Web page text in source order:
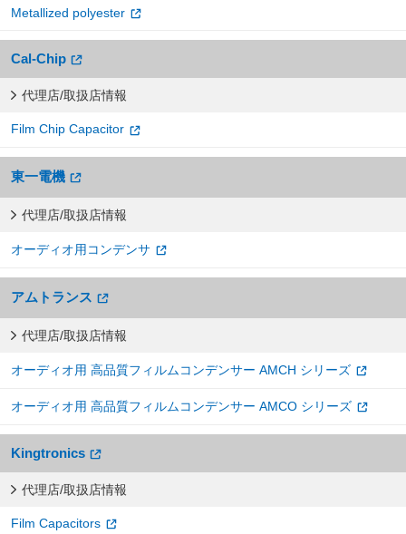
Metallized polyester
Cal-Chip
代理店/取扱店情報
Film Chip Capacitor
東一電機
代理店/取扱店情報
オーディオ用コンデンサ
アムトランス
代理店/取扱店情報
オーディオ用 高品質フィルムコンデンサー AMCH シリーズ
オーディオ用 高品質フィルムコンデンサー AMCO シリーズ
Kingtronics
代理店/取扱店情報
Film Capacitors